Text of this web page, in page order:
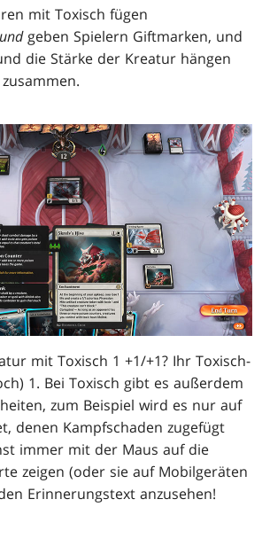
mit Toxisch fügen
undgeben Spielern Giftmarken, und
die Stärke der Kreatur hängen
mit Toxisch 1 +1/+1? Ihr Toxisch-
1. Bei Toxisch gibt es außerdem
zum Beispiel wird es nur auf
denen Kampfschaden zugefügt
immer mit der Maus auf die
zeigen (oder sie auf Mobilgeräten
Erinnerungstext anzusehen!